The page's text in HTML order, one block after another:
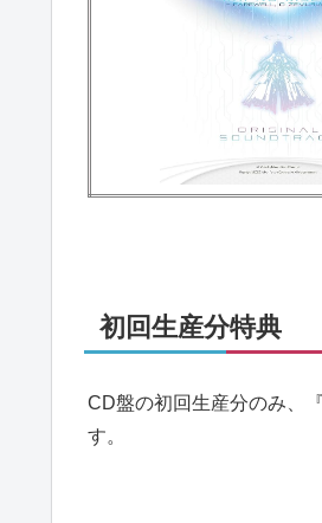
初回生産分特典
CD盤の初回生産分のみ、
す。